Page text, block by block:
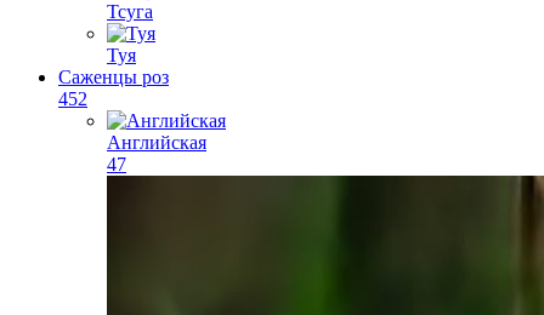
Тсуга
Туя
Саженцы роз
452
Английская
47